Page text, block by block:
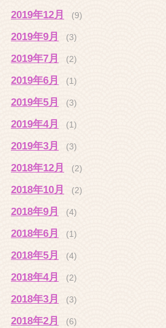
2019年12月 (9)
2019年9月 (3)
2019年7月 (2)
2019年6月 (1)
2019年5月 (3)
2019年4月 (1)
2019年3月 (3)
2018年12月 (2)
2018年10月 (2)
2018年9月 (4)
2018年6月 (1)
2018年5月 (4)
2018年4月 (2)
2018年3月 (3)
2018年2月 (6)